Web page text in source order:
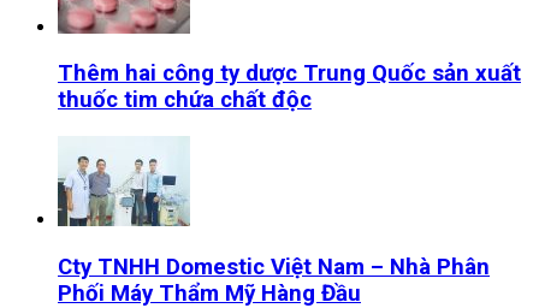
Thêm hai công ty dược Trung Quốc sản xuất
thuốc tim chứa chất độc
Cty TNHH Domestic Việt Nam – Nhà Phân
Phối Máy Thẩm Mỹ Hàng Đầu